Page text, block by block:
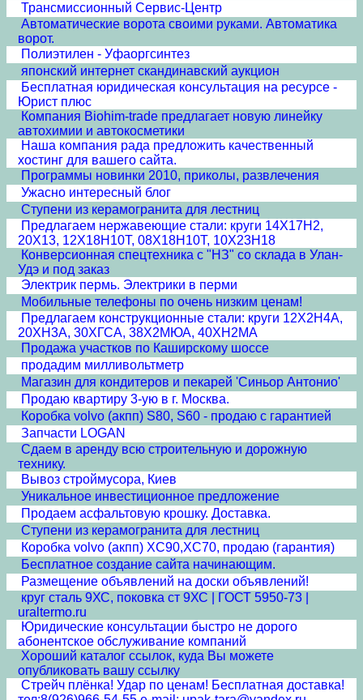
Трансмиссионный Сервис-Центр
Автоматические ворота своими руками. Автоматика
ворот.
Полиэтилен - Уфаоргсинтез
японский интернет скандинавский аукцион
Бесплатная юридическая консультация на ресурсе -
Юрист плюс
Компания Biohim-trade предлагает новую линейку
автохимии и автокосметики
Наша компания рада предложить качественный
хостинг для вашего сайта.
Программы новинки 2010, приколы, развлечения
Ужасно интересный блог
Ступени из керамогранита для лестниц
Предлагаем нержавеющие стали: круги 14Х17Н2,
20Х13, 12Х18Н10Т, 08Х18Н10Т, 10Х23Н18
Конверсионная спецтехника с "НЗ" со склада в Улан-
Удэ и под заказ
Электрик пермь. Электрики в перми
Мобильные телефоны по очень низким ценам!
Предлагаем конструкционные стали: круги 12Х2Н4А,
20ХН3А, 30ХГСА, 38Х2МЮА, 40ХН2МА
Продажа участков по Каширскому шоссе
продадим милливольтметр
Магазин для кондитеров и пекарей 'Синьор Антонио'
Продаю квартиру 3-ую в г. Москва.
Коробка volvo (акпп) S80, S60 - продаю с гарантией
Запчасти LOGAN
Сдаем в аренду всю строительную и дорожную
технику.
Вывоз строймусора, Киев
Уникальное инвестиционное предложение
Продаем асфальтовую крошку. Доставка.
Ступени из керамогранита для лестниц
Коробка volvo (акпп) XC90,XC70, продаю (гарантия)
Бесплатное создание сайта начинающим.
Размещение объявлений на доски объявлений!
круг сталь 9ХС, поковка ст 9ХС | ГОСТ 5950-73 |
uraltermo.ru
Юридические консультации быстро не дорого
абонентское обслуживание компаний
Хороший каталог ссылок, куда Вы можете
опубликовать вашу ссылку
Стрейч плёнка! Удар по ценам! Бесплатная доставка!